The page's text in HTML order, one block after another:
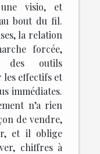
visio, et
bout du fil.
la relation
forcée,
des outils
les effectifs et
immédiates.
n’a rien
de vendre,
et il oblige
chiffres à